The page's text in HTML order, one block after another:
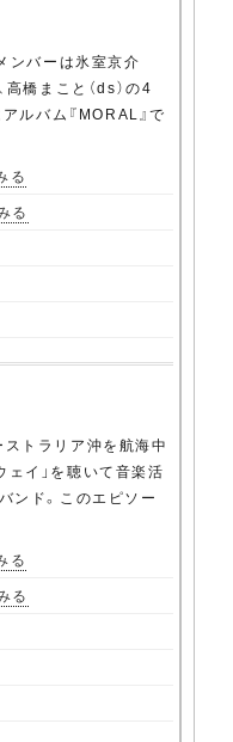
ンバーは氷室京介
高橋まこと（ds）の4
ルバム『MORAL』で
る
る
トラリア沖を航海中
ェイ」を聴いて音楽活
ンド。このエピソー
る
る